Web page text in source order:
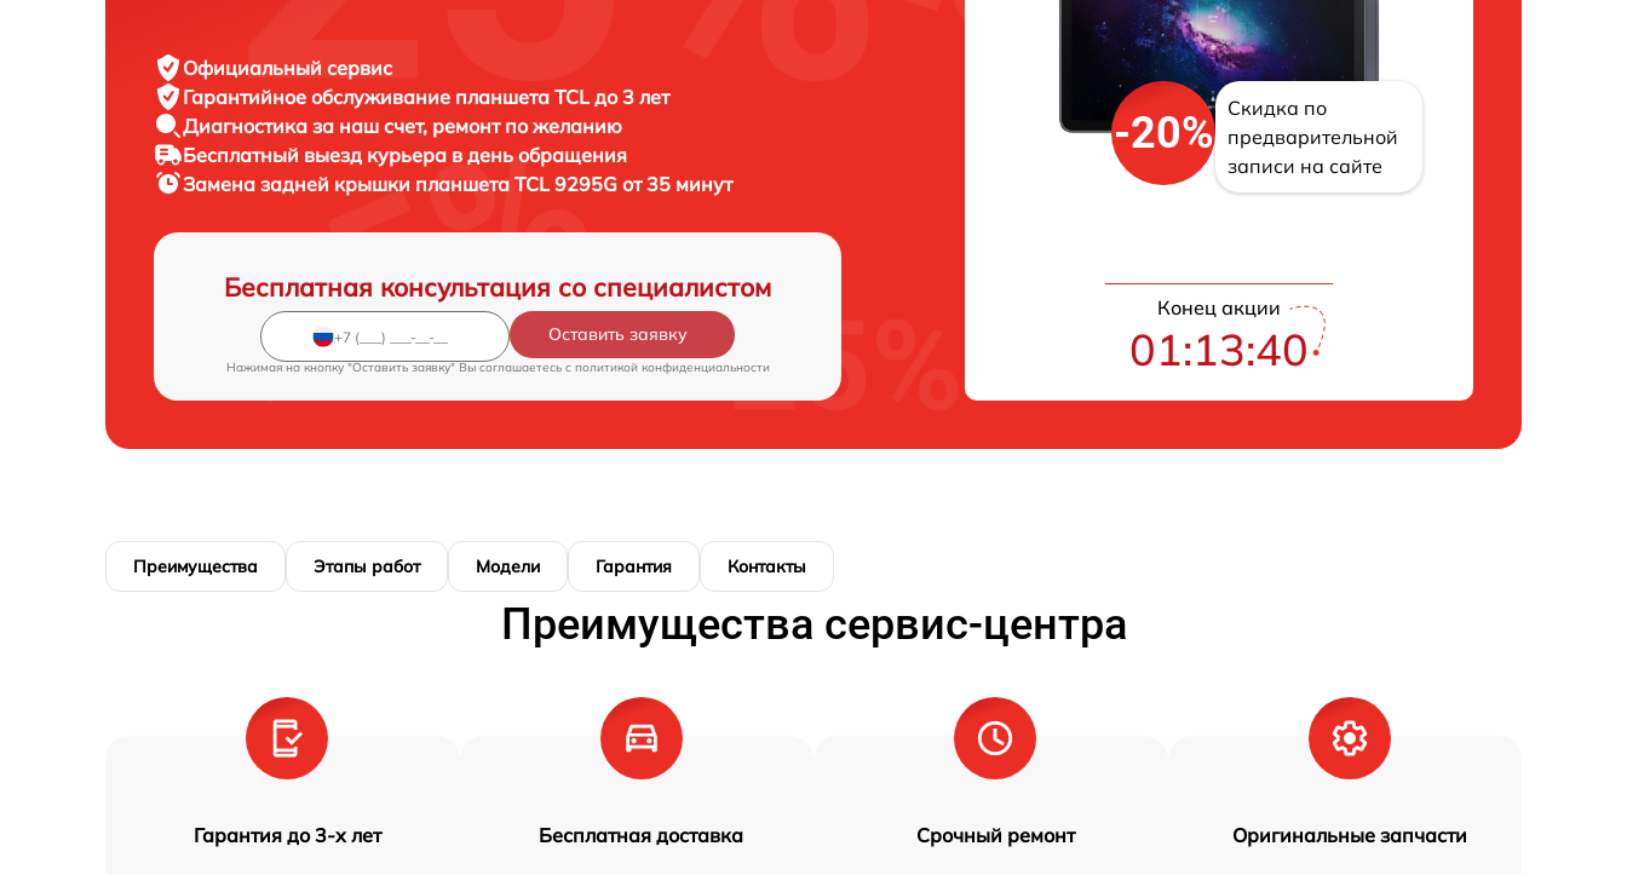
Официальный сервис
Гарантийное обслуживание планшета TCL до 3 лет
Диагностика за наш счет, ремонт по желанию
Бесплатный выезд курьера в день обращения
Замена задней крышки планшета TCL 9295G от 35 минут
Бесплатная консультация со специалистом
Оставить заявку
Нажимая на кнопку "Оставить заявку" Вы соглашаетесь c политикой конфиденциальности
-20%
Скидка по
предварительной
записи на сайте
Конец акции
01:13:38
Преимущества Этапы работ Модели Гарантия Контакты
Преимущества сервис-центра
Гарантия до 3-х лет Бесплатная доставка Срочный ремонт Оригинальные запчасти